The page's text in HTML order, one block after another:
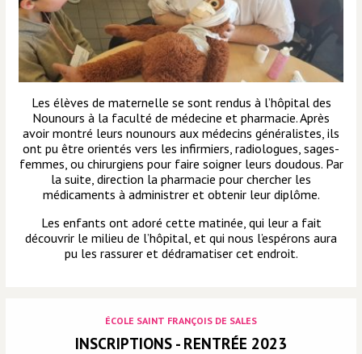
Les élèves de maternelle se sont rendus à l’hôpital des
Nounours à la faculté de médecine et pharmacie. Après
avoir montré leurs nounours aux médecins généralistes, ils
ont pu être orientés vers les infirmiers, radiologues, sages-
femmes, ou chirurgiens pour faire soigner leurs doudous. Par
la suite, direction la pharmacie pour chercher les
médicaments à administrer et obtenir leur diplôme.
Les enfants ont adoré cette matinée, qui leur a fait
découvrir le milieu de l’hôpital, et qui nous l’espérons aura
pu les rassurer et dédramatiser cet endroit.
ÉCOLE SAINT FRANÇOIS DE SALES
INSCRIPTIONS - RENTRÉE 2023